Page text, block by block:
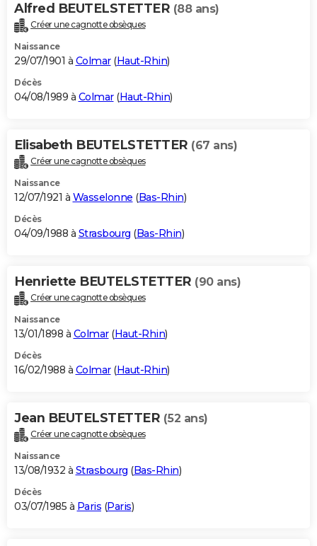
Alfred BEUTELSTETTER (88 ans)
Créer une cagnotte obsèques
Naissance
29/07/1901 à Colmar(Haut-Rhin)
Décès
04/08/1989 à Colmar(Haut-Rhin)
Elisabeth BEUTELSTETTER (67 ans)
Créer une cagnotte obsèques
Naissance
12/07/1921 à Wasselonne (Bas-Rhin)
Décès
04/09/1988 à Strasbourg (Bas-Rhin)
Henriette BEUTELSTETTER (90 ans)
Créer une cagnotte obsèques
Naissance
13/01/1898 à Colmar(Haut-Rhin)
Décès
16/02/1988 à Colmar(Haut-Rhin)
Jean BEUTELSTETTER (52 ans)
Créer une cagnotte obsèques
Naissance
13/08/1932 à Strasbourg (Bas-Rhin)
Décès
03/07/1985 à Paris (Paris)